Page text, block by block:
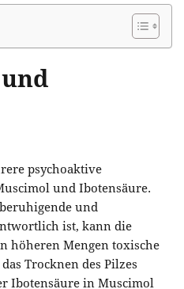
psychoaktive
und Ibotensäure.
und
ist, kann die
höheren Mengen toxische
Trocknen des Pilzes
Ibotensäure in Muscimol